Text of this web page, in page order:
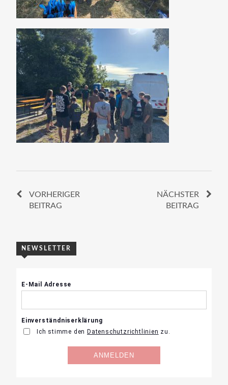
VORHERIGER
BEITRAG
NÄCHSTER
BEITRAG
NEWSLETTER